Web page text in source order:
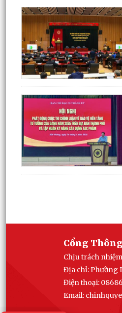
Cổng
Chịu trách
Địa chỉ: Phường
Điện thoại:
Email: